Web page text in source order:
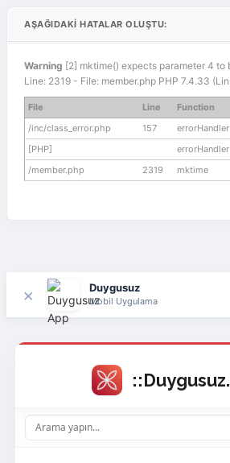
AŞAĞIDAKI HATALAR OLUŞTU:
Warning [2] mktime() expects parameter 4 to
Line: 2319 - File: member.php PHP 7.4.33
File Line
Function
/inc/class_error.php
157
[PHP]
/member.php
2319 mktime
× Duygusuz
Mobil Uygulama